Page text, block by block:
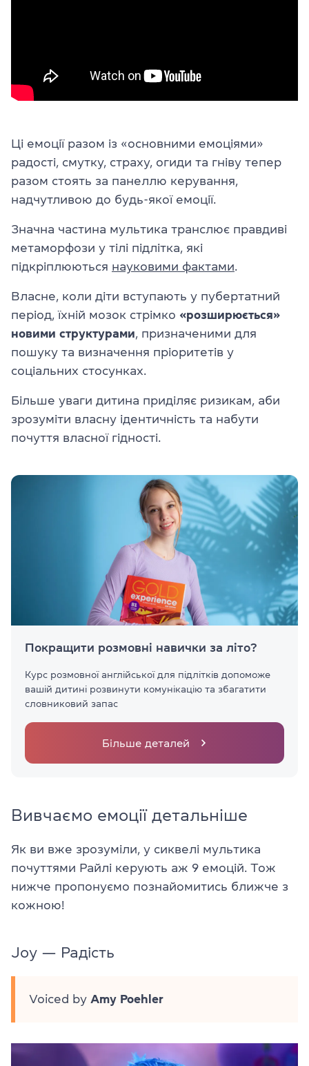
Ці емоції разом із «основними емоціями»
радості, смутку, страху, огиди та гніву тепер
разом стоять за панеллю керування,
надчутливою до будь-якої емоції.
Значна частина мультика транслює правдиві
метаморфози у тілі підлітка, які
підкріплюються науковими фактами
Власне, коли діти вступають у пубертатний
період, їхній мозок стрімко «розширюється»
новими структурами , призначеними для
пошуку та визначення пріоритетів у
соціальних стосунках.
Більше уваги дитина приділяє ризикам, аби
зрозуміти власну ідентичність та набути
почуття власної гідності.
Покращити розмовні навички за літо?
Курс розмовної англійської для підлітків допоможе
вашій дитині розвинути комунікацію та збагатити
словниковий запас
Більше деталей
Вивчаємо емоції детальніше
Як ви вже зрозуміли, у сиквелі мультика
почуттями Райлі керують аж 9 емоцій. Тож
нижче пропонуємо познайомитись ближче з
кожною!
Joy — Радість
Voiced by Amy Poehler